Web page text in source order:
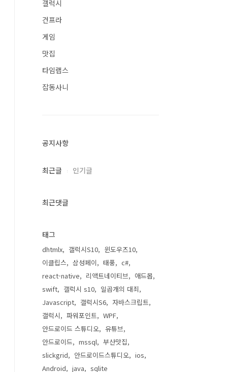
갤럭시
건프라
게임
맛집
타임랩스
잡동사니
공지사항
최근글 인기글
최근댓글
태그
dhtmlx 갤럭시S10
윈도우즈10
이클립스
삼성페이 태풍
c#
react-native
리액트네이티브
애드몹
swift
갤럭시 s10
일곱개의 대죄
Javascript
갤럭시S6
자바스크립트
갤럭시
파워포인트
WPF
안드로이드 스튜디오
유튜브
안드로이드
mssql
부산맛집
slickgrid
안드로이드스튜디오
ios
Android
java sqlite